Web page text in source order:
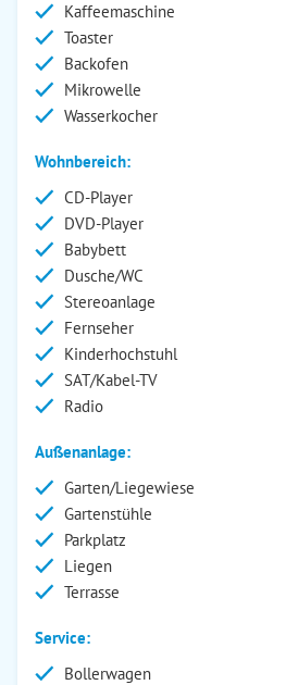
Kaffeemaschine
Toaster
Backofen
Mikrowelle
Wasserkocher
Wohnbereich:
CD-Player
DVD-Player
Babybett
Dusche/WC
Stereoanlage
Fernseher
Kinderhochstuhl
SAT/Kabel-TV
Radio
Außenanlage:
Garten/Liegewiese
Gartenstühle
Parkplatz
Liegen
Terrasse
Service:
Bollerwagen